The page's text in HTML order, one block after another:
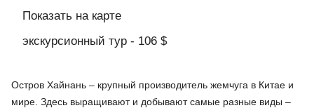
Показать на карте
экскурсионный тур - 106 $
Остров Хайнань – крупный производитель жемчуга в Китае и
мире. Здесь выращивают и добывают самые разные виды –